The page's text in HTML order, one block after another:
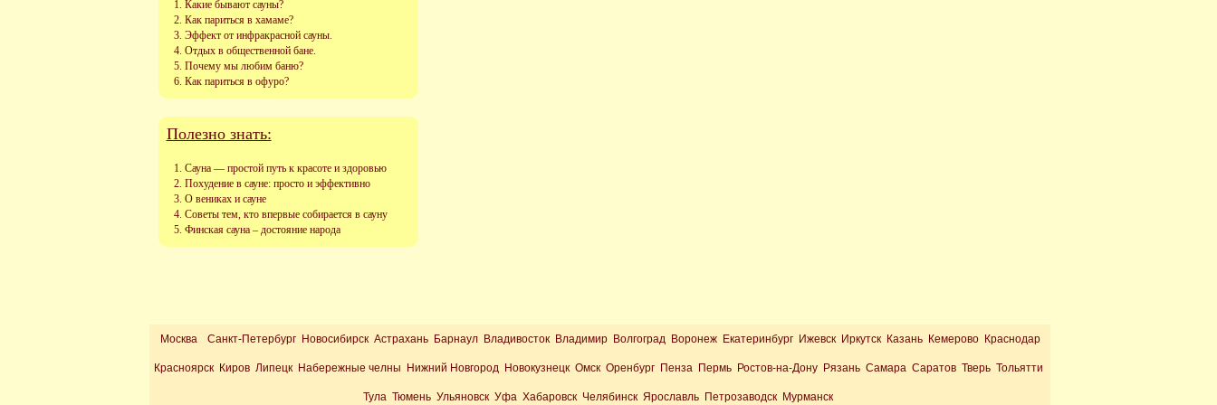
Какие бывают сауны?
Как париться в хамаме?
Эффект от инфракрасной сауны.
Отдых в общественной бане.
Почему мы любим баню?
Как париться в офуро?
Полезно знать:
Сауна — простой путь к красоте и здоровью
Похудение в сауне: просто и эффективно
О вениках и сауне
Советы тем, кто впервые собирается в сауну
Финская сауна – достояние народа
Москва Санкт-Петербург Новосибирск Астрахань Барнаул Владивосток Владимир Волгоград Воронеж Екатеринбург Ижевск Иркутск Казань Кемерово Краснодар
Красноярск Киров Липецк Набережные челны Нижний Новгород Новокузнецк Омск Оренбург Пенза Пермь Ростов-на-Дону Рязань Самара Саратов Тверь Тольятти
Тула Тюмень Ульяновск Уфа Хабаровск Челябинск Ярославль Петрозаводск Мурманск